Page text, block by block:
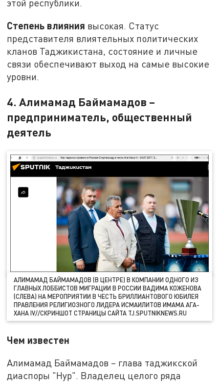
этой республики.
Степень влияния высокая. Статус
представителя влиятельных политических
кланов Таджикистана, состояние и личные
связи обеспечивают выход на самые высокие
уровни.
4. Алимамад Баймамадов –
предприниматель, общественный
деятель
АЛИМАМАД БАЙМАМАДОВ (В ЦЕНТРЕ) В КОМПАНИИ ОДНОГО ИЗ
ГЛАВНЫХ ЛОББИСТОВ МИГРАЦИИ В РОССИИ ВАДИМА КОЖЕНОВА
(СЛЕВА) НА МЕРОПРИЯТИИ В ЧЕСТЬ БРИЛЛИАНТОВОГО ЮБИЛЕЯ
ПРАВЛЕНИЯ РЕЛИГИОЗНОГО ЛИДЕРА ИСМАИЛИТОВ ИМАМА АГА-
ХАНА IV//СКРИНШОТ СТРАНИЦЫ САЙТА TJ.SPUTNIKNEWS.RU
Чем известен
Алимамад Баймамадов – глава таджикской
диаспоры "Нур". Владелец целого ряда